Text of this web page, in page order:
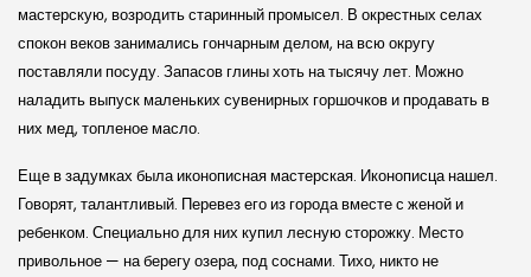
мастерскую, возродить старинный промысел. В окрестных селах
спокон веков занимались гончарным делом, на всю округу
поставляли посуду. Запасов глины хоть на тысячу лет. Можно
наладить выпуск маленьких сувенирных горшочков и продавать в
них мед, топленое масло.
Еще в задумках была иконописная мастерская. Иконописца нашел.
Говорят, талантливый. Перевез его из города вместе с женой и
ребенком. Специально для них купил лесную сторожку. Место
привольное — на берегу озера, под соснами. Тихо, никто не